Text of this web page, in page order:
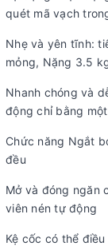
quét mã vạch
Nhẹ và yên tĩnh:
mỏng, Nặng 3.5
Nhanh chóng và
động chỉ bằng
Chức năng Ngắt
đều
Mở và đóng ngăn
viên nén tự động
Kệ cốc có thể